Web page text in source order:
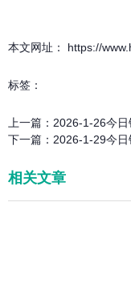
本文网址： https://
标签：
上一篇： 2026-1-26今日
下一篇： 2026-1-29今日
相关文章